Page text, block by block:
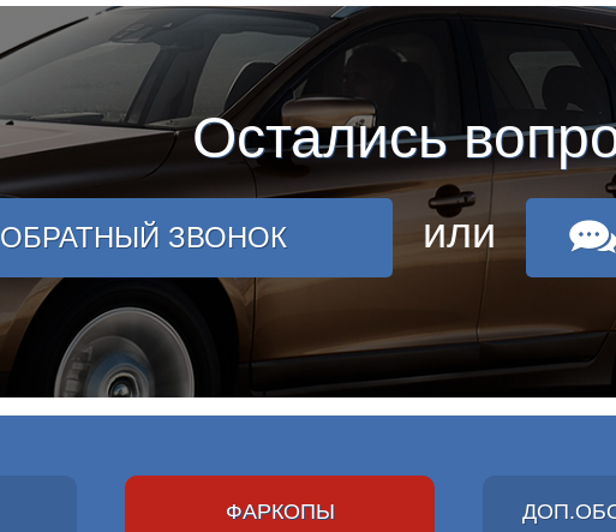
Остались
ОБРАТНЫЙ ЗВОНОК или
ФАРКОПЫ